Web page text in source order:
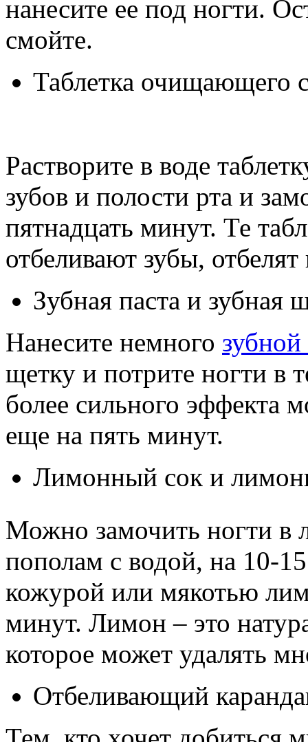
нанесите ее под ногти.
смойте.
Таблетка очищающего
Растворите в воде
зубов и полости рта и
пятнадцать минут. Те
отбеливают зубы,
Зубная паста и зубная
Нанесите немного
щетку и потрите ногти в
более сильного эффекта
еще на пять минут.
Лимонный сок и
Можно замочить ногти в
пополам с водой, на 10-
кожурой или мякотью
минут. Лимон – это
которое может удалять
Отбеливающий